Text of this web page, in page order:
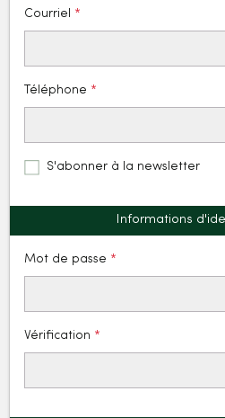
Courriel
Téléphone
S'abonner à la newsletter
Informations
Mot de passe
Vérification